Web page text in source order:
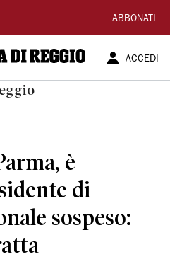
ABBONATI
ACCEDI
è
di
sospeso: